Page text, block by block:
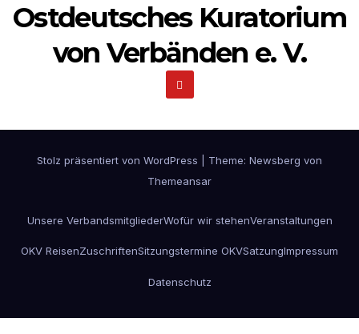
Ostdeutsches Kuratorium
von Verbänden e. V.
Stolz präsentiert von WordPress Theme: Newsberg von
Themeansar
Unsere VerbandsmitgliederWofür wir stehenVeranstaltungen
OKV ReisenZuschriftenSitzungstermine OKVSatzungImpressum
Datenschutz